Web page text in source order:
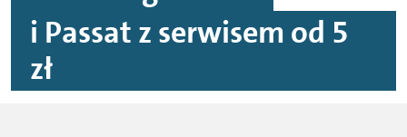
i Passat z serwisem od 5
zł